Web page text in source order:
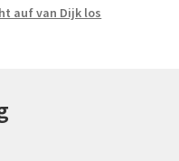
auf van Dijk los